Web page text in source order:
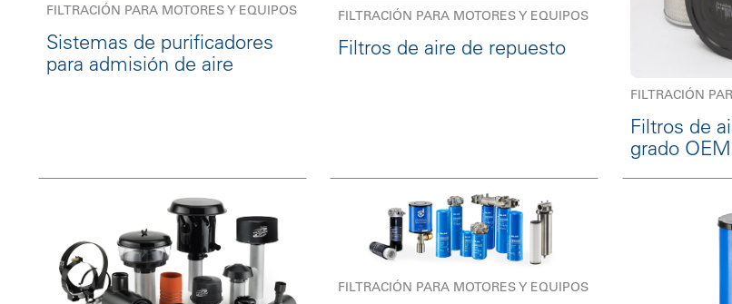
FILTRACIÓN PARA MOTORES Y EQUIPOS
Sistemas de purificadores
para admisión de aire
FILTRACIÓN PARA MOTORES Y EQUIPOS
Filtros de aire de repuesto
FILTRACIÓN
Filtros de
grado OEM
FILTRACIÓN PARA MOTORES Y EQUIPOS